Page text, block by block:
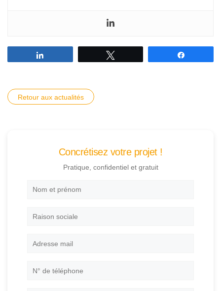
Retour aux actualités
Concrétisez votre projet !
Pratique, confidentiel et gratuit
Nom
Raison
Adresse
N°